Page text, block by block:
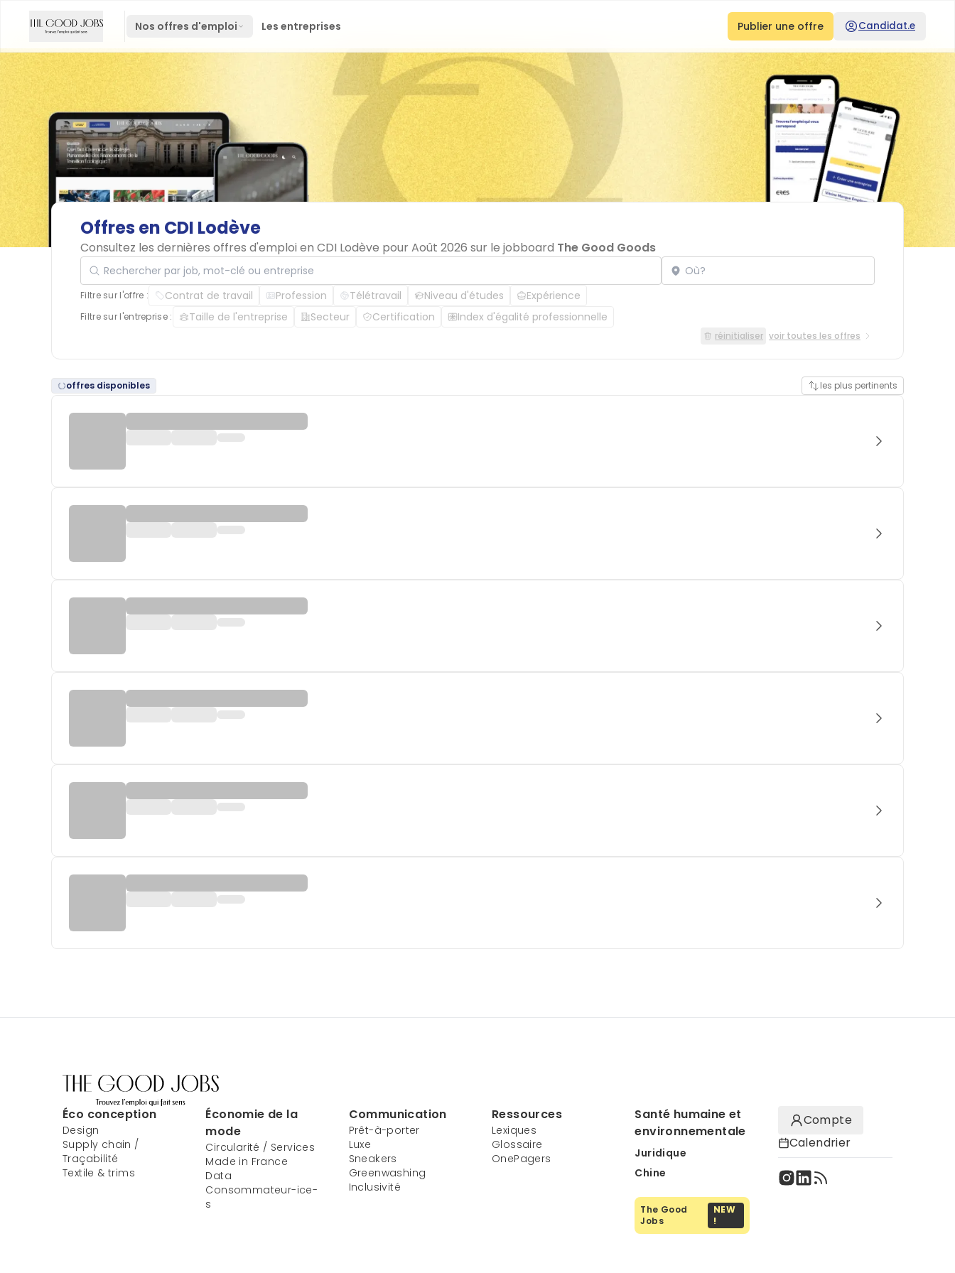
Nos offres d'emploi Les entreprises Publier une offre Candidat.e
Offres en CDI Lodève
Consultez les dernières offres d'emploi en CDI Lodève pour Août 2026 sur le jobboard The Good Goods
Rechercher par job, mot-clé ou entreprise Localisation
Filtre sur l'offre : Contrat de travail Profession Télétravail Niveau d'études Expérience
Filtre sur l'entreprise : Taille de l'entreprise Secteur Certification Index d'égalité professionnelle
réinitialiser voir toutes les offres
offres disponibles les plus pertinents
Éco conception
Design
Supply chain /
Traçabilité
Textile & trims
Économie de la
mode
Circularité / Services
Made in France
Data
Consommateur-ice-
s
Communication
Prêt-à-porter
Luxe
Sneakers
Greenwashing
Inclusivité
Ressources
Lexiques
Glossaire
OnePagers
Santé humaine et
environnementale
Juridique
Chine
The Good
Jobs
NEW
!
Compte
Calendrier